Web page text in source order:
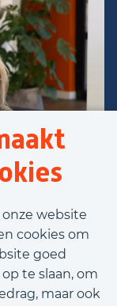
website
cookies om
goed
te slaan, om
maar ook